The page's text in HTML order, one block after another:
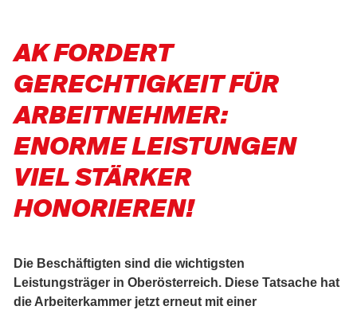
AK FORDERT
GERECHTIGKEIT FÜR
ARBEITNEHMER:
ENORME LEISTUNGEN
VIEL STÄRKER
HONORIEREN!
Die Beschäftigten sind die wichtigsten
Leistungsträger in Oberösterreich. Diese Tatsache hat
die Arbeiterkammer jetzt erneut mit einer